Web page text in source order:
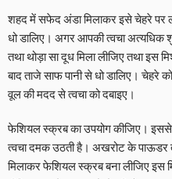
शहद में सफेद अंडा मिलाकर इसे चेहरे पर
धो डालिए। अगर आपकी त्वचा अत्यधिक
तथा थोड़ा सा दूध मिला लीजिए तथा
बाद ताजे साफ पानी से धो डालिए।
वूल की मदद से त्वचा को दबाइए।
फेशियल स्क्रब का उपयोग कीजिए। इससे
त्वचा दमक उठती है। अखरोट के पाऊडर
मिलाकर फेशियल स्क्रब बना लीजिए